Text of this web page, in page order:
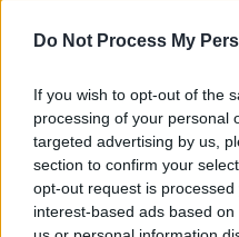
Do Not Process My
If you wish to opt-out of the
processing of your personal
targeted advertising by us,
section to confirm your
opt-out request is
interest-based ads based
Nu e suficient ca
trebuie sa intre la
pentru
continuate cu
arestati. Si in